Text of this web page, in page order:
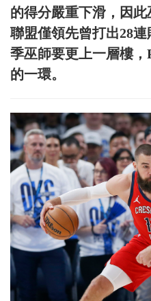
的得分嚴重下滑，因
聯盟僅領先曾打出28
季巫師要更上一層樓
的一環。